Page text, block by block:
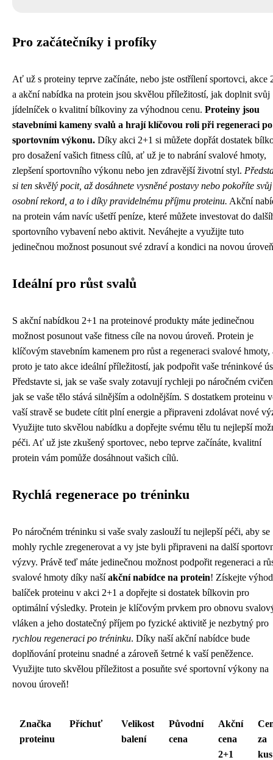
Pro začátečníky i profíky
Ať už s proteiny teprve začínáte, nebo jste ostřílení sportovci, akce
a akční nabídka na protein jsou skvělou příležitostí, jak doplnit svůj
jídelníček o kvalitní bílkoviny za výhodnou cenu. Proteiny jsou
stavebními kameny svalů a hrají klíčovou roli při regeneraci po
sportovním výkonu. Díky akci 2+1 si můžete dopřát dostatek
pro dosažení vašich fitness cílů, ať už je to nabrání svalové hmoty,
zlepšení sportovního výkonu nebo jen zdravější životní styl.
si ten skvělý pocit, až dosáhnete vysněné postavy nebo pokoříte svůj
osobní rekord, a to i díky pravidelnému příjmu proteinu. Akční
na protein vám navíc ušetří peníze, které můžete investovat do
sportovního vybavení nebo aktivit. Neváhejte a využijte tuto
jedinečnou možnost posunout své zdraví a kondici na novou
Ideální pro růst svalů
S akční nabídkou 2+1 na proteinové produkty máte jedinečnou
možnost posunout vaše fitness cíle na novou úroveň. Protein je
klíčovým stavebním kamenem pro růst a regeneraci svalové hmoty,
proto je tato akce ideální příležitostí, jak podpořit vaše tréninkové
Představte si, jak se vaše svaly zotavují rychleji po náročném
jak se vaše tělo stává silnějším a odolnějším. S dostatkem proteinu
vaší stravě se budete cítit plní energie a připraveni zdolávat nové
Využijte tuto skvělou nabídku a dopřejte svému tělu tu nejlepší
péči. Ať už jste zkušený sportovec, nebo teprve začínáte, kvalitní
protein vám pomůže dosáhnout vašich cílů.
Rychlá regenerace po tréninku
Po náročném tréninku si vaše svaly zaslouží tu nejlepší péči, aby se
mohly rychle zregenerovat a vy jste byli připraveni na další
výzvy. Právě teď máte jedinečnou možnost podpořit regeneraci a
svalové hmoty díky našíakční nabídce na protein! Získejte
balíček proteinu v akci 2+1 a dopřejte si dostatek bílkovin pro
optimální výsledky. Protein je klíčovým prvkem pro obnovu
vláken a jeho dostatečný příjem po fyzické aktivitě je nezbytný pro
rychlou regeneraci po tréninku. Díky naší akční nabídce bude
doplňování proteinu snadné a zároveň šetrné k vaší peněžence.
Využijte tuto skvělou příležitost a posuňte své sportovní výkony na
novou úroveň!
Značka
proteinu
Příchuť
Velikost
balení
Původní
cena
Akční
cena
2+1
za